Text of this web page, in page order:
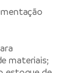
materiais;